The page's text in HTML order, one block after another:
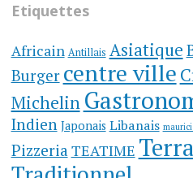
Etiquettes
Africain Antillais Asiatique
Burger centre ville
Michelin
Indien Japonais Libanais
PizzeriaTEATIME